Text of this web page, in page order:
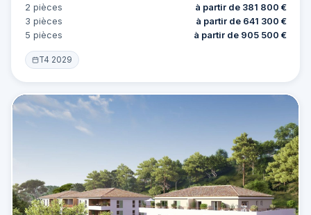
2 pièces
à partir de 381 800 €
3 pièces
à partir de 641 300 €
5 pièces
à partir de 905 500 €
T4 2029
Offre 18 lots